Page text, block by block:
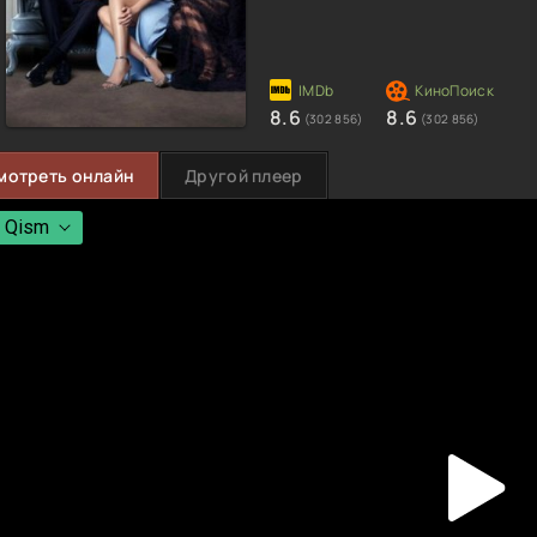
8.6 (302 856) 8.6 (302 856)
онлайн Другой плеер
Qism